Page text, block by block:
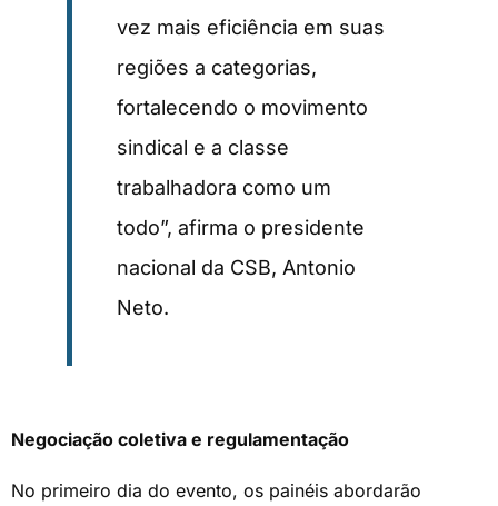
vez mais eficiência em suas
regiões a categorias,
fortalecendo o movimento
sindical e a classe
trabalhadora como um
todo”, afirma o presidente
nacional da CSB, Antonio
Neto.
Negociação coletiva e regulamentação
No primeiro dia do evento, os painéis abordarão